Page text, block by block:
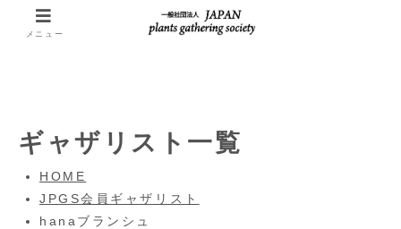
ギャザリスト一覧
HOME
JPGS会員ギャザリスト
hanaブランシュ
メニュー